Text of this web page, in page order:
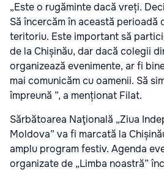
„Este o rugăminte dacă vreți.
Să încercăm în această perioadă
teritoriu. Este important să
de la Chișinău, dar dacă colegii
organizează evenimente, ar fi
mai comunicăm cu oamenii. Să
împreună ”, a menționat Filat.
Sărbătoarea Naţională „Ziua
Moldova” va fi marcată la
amplu program festiv. Agenda
organizate de „Limba noastră”